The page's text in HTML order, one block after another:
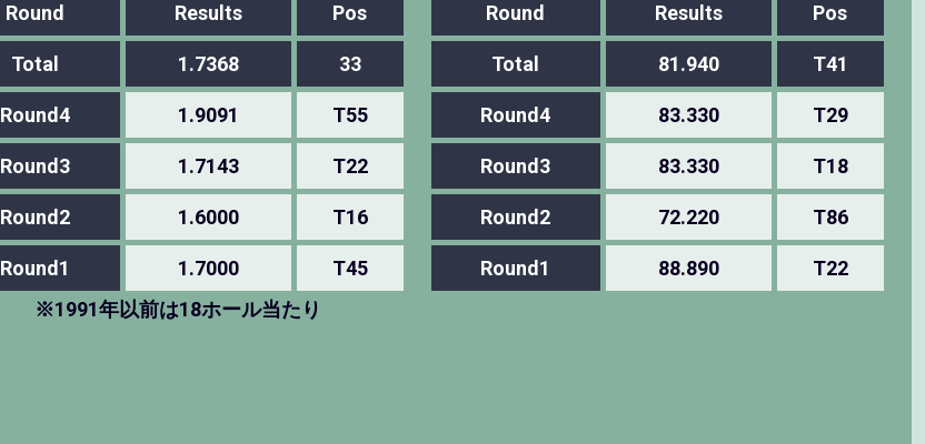
Round Results Pos
Total 1.7368 33
Round4 1.9091 T55
Round3 1.7143 T22
Round2 1.6000 T16
Round1 1.7000
T45
※1991年以前は18ホール当たり
Round Results Pos
Total 81.940 T41
Round4 83.330 T29
Round3 83.330 T18
Round2 72.220 T86
Round1 88.890 T22